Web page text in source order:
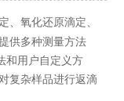
、氧化还原滴定、
供多种测量方法
和用户自定义方
复杂样品进行返滴